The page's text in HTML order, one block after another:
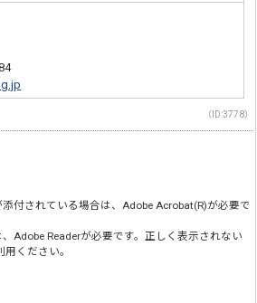
（ID:3778）
付されている場合は、Adobe Acrobat(R)が必要で
Adobe Readerが必要です。正しく表示されない
ください。